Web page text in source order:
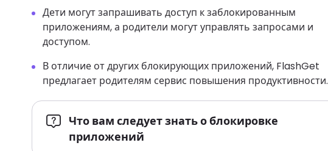
Дети могут запрашивать доступ к заблокированным
приложениям, а родители могут управлять запросами и
доступом.
В отличие от других блокирующих приложений, FlashGet
предлагает родителям сервис повышения продуктивности.
Что вам следует знать о блокировке
приложений